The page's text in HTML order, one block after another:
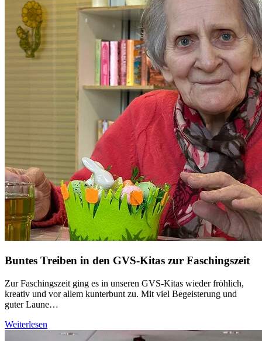
Buntes Treiben in den GVS-Kitas zur Faschingszeit
Zur Faschingszeit ging es in unseren GVS-Kitas wieder fröhlich,
kreativ und vor allem kunterbunt zu. Mit viel Begeisterung und
guter Laune…
Weiterlesen